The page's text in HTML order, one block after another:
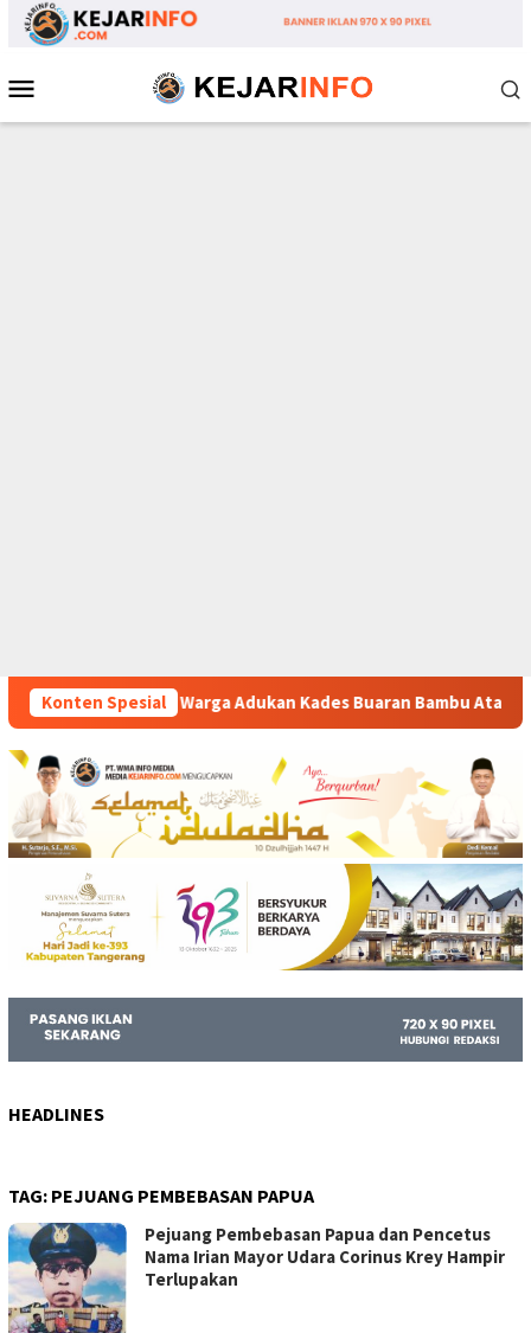
Loncat
Mobile
Konten Spesial
Kades Buaran Bambu Atas Dugaan Pungutan Liar Pengurusan
HEADLINES
TAG: PEJUANG PEMBEBASAN PAPUA
Pejuang Pembebasan Papua dan Pencetus
Nama Irian Mayor Udara Corinus Krey Hampir
Terlupakan